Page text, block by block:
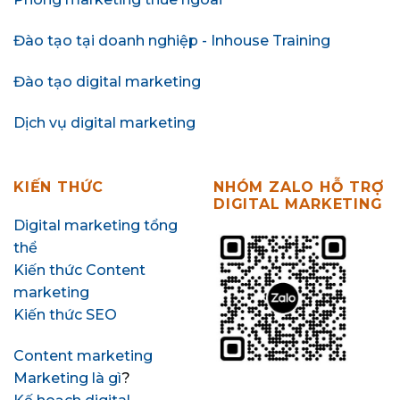
Đào tạo tại doanh nghiệp - Inhouse Training
Đào tạo digital marketing
Dịch vụ digital marketing
KIẾN THỨC
Digital marketing tổng
thể
Kiến thức Content
marketing
Kiến thức SEO
Content marketing
Marketing là gì?
NHÓM ZALO HỖ TRỢ
DIGITAL MARKETING